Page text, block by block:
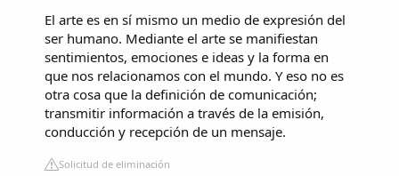
El arte es en sí mismo un medio de expresión del
ser humano. Mediante el arte se manifiestan
sentimientos, emociones e ideas y la forma en
que nos relacionamos con el mundo. Y eso no es
otra cosa que la definición de comunicación;
transmitir información a través de la emisión,
conducción y recepción de un mensaje.
Solicitud de eliminación